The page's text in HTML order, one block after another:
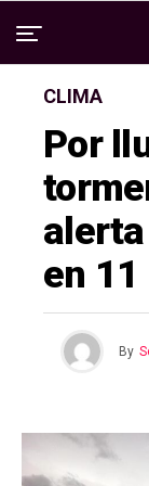
CLIMA
Por
en
By